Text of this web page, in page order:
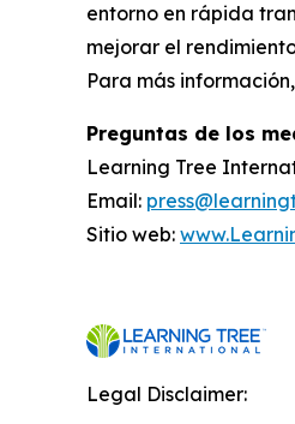
entorno en rápida
mejorar el
Para más
Preguntas de los
Learning Tree
Email:
Sitio web:
Legal Disclaimer: